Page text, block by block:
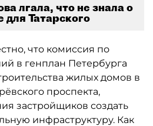
лгала, что не знала о
для Татарского
что комиссия по
в генплан Петербурга
жилых домов в
проспекта,
застройщиков создать
инфраструктуру. Как